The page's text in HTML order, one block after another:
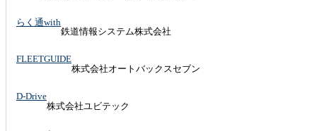
らく通with
鉄道情報システム株式会社
FLEETGUIDE
株式会社オートバックスセブン
D-Drive
株式会社ユビテック